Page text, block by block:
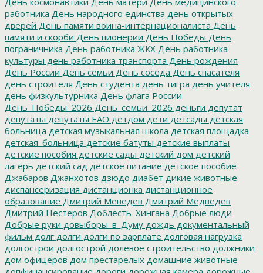
работника День народного единства день открытых
дверей День памяти воина-интернационалиста День
памяти и скорби День пионерии День Победы День
пограничника День работника ЖКХ День работника
культуры день работника транспорта День рождения
День России День семьи День соседа День спасателя
день строителя День студента день тигра день учителя
день физкультурника День флага России
День_Победы_2026 День_семьи_2026 деньги депутат
депутаты депутаты ЕАО детдом дети детсады детская
больница детская музыкальная школа детская площадка
детская_больница детские батуты детские выплаты
детские пособия детские сады детский дом детский
лагерь детский сад детское питание детское пособие
Джабаров Джанхотов дзюдо диабет дикие животные
диспансеризация дистанционка дистанционное
образование Дмитрий Меведев Дмитрий Медведев
Дмитрий Нестеров Доблесть_Хингана Добрые люди
Добрые руки довыборы_в_Думу дождь документальный
фильм долг долги долги по зарплате долговая нагрузка
долгострои долгострой долевое строительство должники
дом офицеров дом престарелых домашние животные